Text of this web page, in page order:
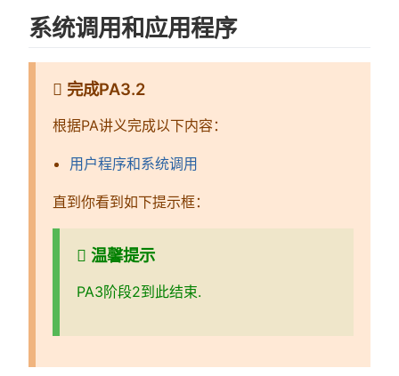
系统调用和应用程序
完成PA3.2
根据PA讲义完成以下内容：
用户程序和系统调用
直到你看到如下提示框：
温馨提示
PA3阶段2到此结束.